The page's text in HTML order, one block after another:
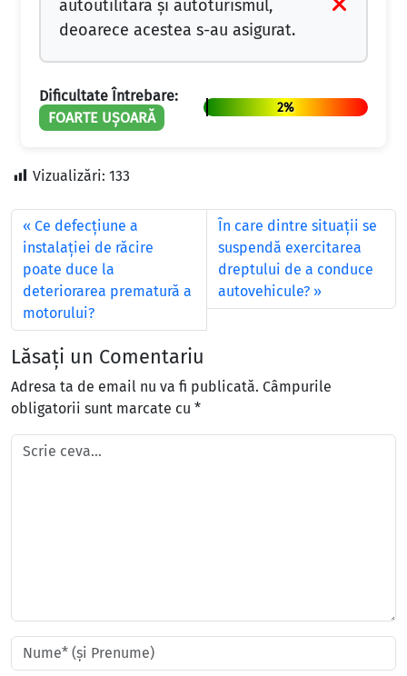
autoutilitara și autoturismul,
deoarece acestea s-au asigurat.
Dificultate Întrebare:
FOARTE UȘOARĂ
2%
Vizualizări: 133
Ce defecţiune a
instalaţiei de răcire
poate duce la
deteriorarea prematură a
motorului?
În care dintre situaţii se
suspendă exercitarea
dreptului de a conduce
autovehicule?
Lăsați un Comentariu
Adresa ta de email nu va fi publicată. Câmpurile
obligatorii sunt marcate cu *